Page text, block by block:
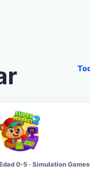
0-5 · Simulation Games